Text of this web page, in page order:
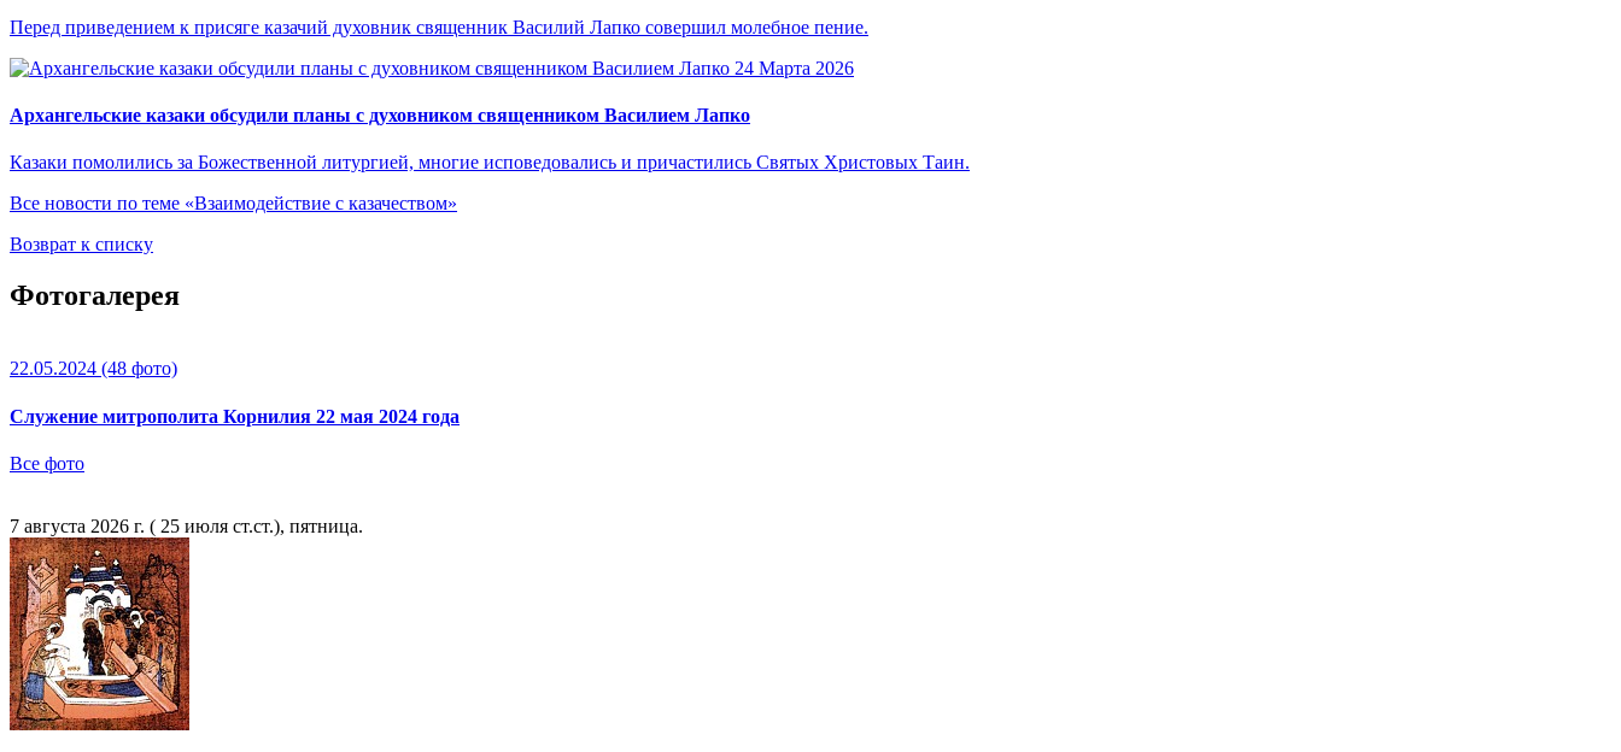
Перед приведением к присяге казачий духовник священник Василий Лапко совершил молебное пение.
24 Марта 2026
Архангельские казаки обсудили планы с духовником священником Василием Лапко
Казаки помолились за Божественной литургией, многие исповедовались и причастились Святых Христовых Таин.
Все новости по теме «Взаимодействие с казачеством»
Возврат к списку
Фотогалерея
22.05.2024 (48 фото)
Служение митрополита Корнилия 22 мая 2024 года
Все фото
7 августа 2026 г. ( 25 июля ст.ст.), пятница.